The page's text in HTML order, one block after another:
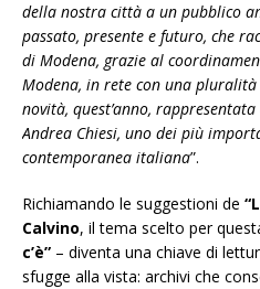
della nostra città a un pubblico
passato, presente e futuro, che
di Modena, grazie al
Modena, in rete con una
novità, quest’anno,
Andrea Chiesi, uno dei più
contemporanea italiana”.
Richiamando le suggestioni de
Calvino, il tema scelto per
c’è” – diventa una chiave di
sfugge alla vista: archivi che